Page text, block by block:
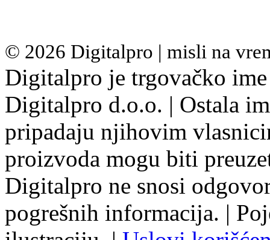
© 2026 Digitalpro | misli na
Digitalpro je trgovačko
Digitalpro d.o.o. | Ostala
pripadaju njihovim
proizvoda mogu biti
Digitalpro ne snosi
pogrešnih informacija. |